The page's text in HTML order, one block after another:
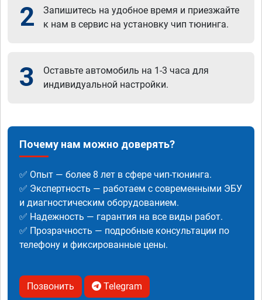
2
Запишитесь на удобное время и приезжайте
к нам в сервис на установку чип тюнинга.
3
Оставьте автомобиль на 1-3 часа для
индивидуальной настройки.
Почему нам можно доверять?
✅ Опыт — более 8 лет в сфере чип-тюнинга.
✅ Экспертность — работаем с современными ЭБУ
и диагностическим оборудованием.
✅ Надежность — гарантия на все виды работ.
✅ Прозрачность — подробные консультации по
телефону и фиксированные цены.
Позвонить Telegram